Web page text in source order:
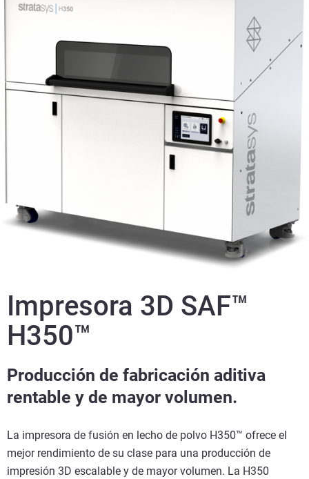
Impresora 3D SAF™
H350™
Producción de fabricación aditiva
rentable y de mayor volumen.
La impresora de fusión en lecho de polvo H350™ ofrece el
mejor rendimiento de su clase para una producción de
impresión 3D escalable y de mayor volumen. La H350